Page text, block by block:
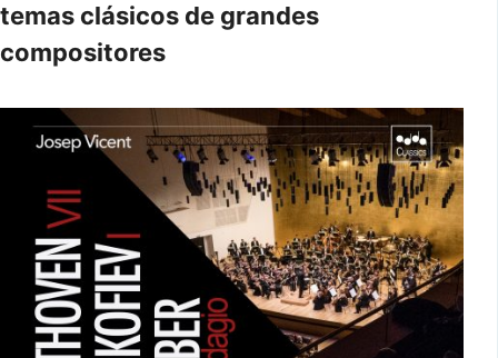
temas clásicos de grandes
compositores